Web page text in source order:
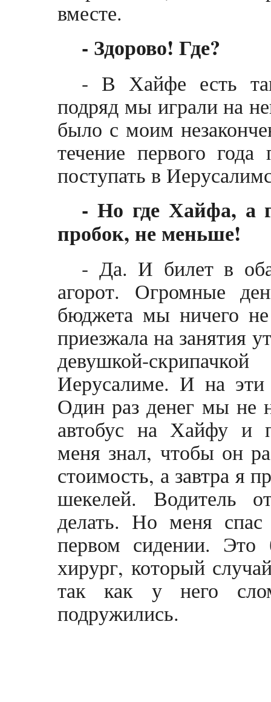
вместе.
- Здорово! Где?
- В Хайфе есть
подряд мы играли на
было с моим
течение первого
поступать в
- Но где Хайфа, а
пробок, не меньше!
- Да. И билет в
агорот. Огромные
бюджета мы ничего
приезжала на занятия
девушкой-
Иерусалиме. И на эти
Один раз денег мы не
автобус на Хайфу и
меня знал, чтобы он
стоимость, а завтра я
шекелей. Водитель
делать. Но меня
первом сидении. Это
хирург, который
так как у него
подружились.